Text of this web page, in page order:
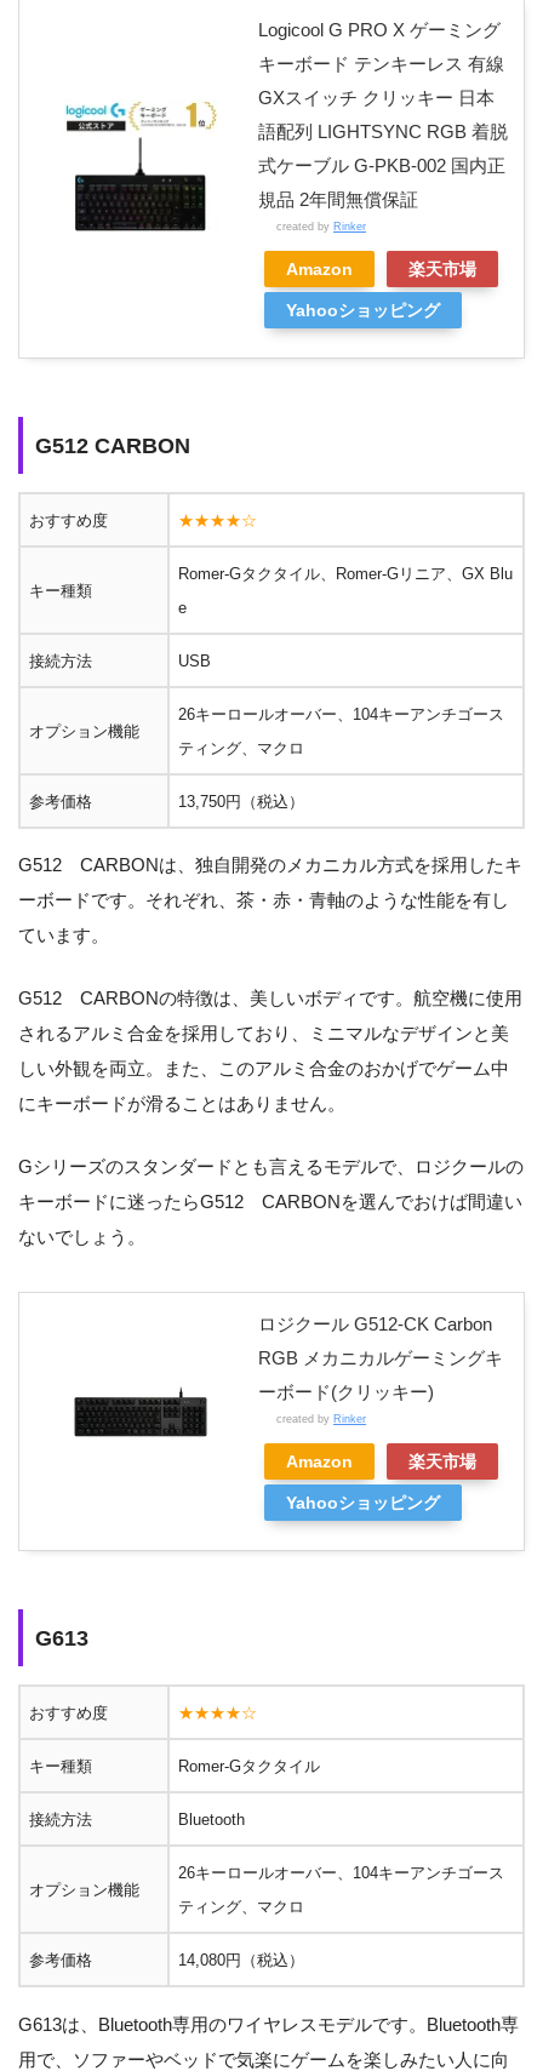
Logicool G PRO X ゲーミング
キーボード テンキーレス 有線
GXスイッチ クリッキー 日本
語配列 LIGHTSYNC RGB 着脱
式ケーブル G-PKB-002 国内正
規品 2年間無償保証
created by Rinker
Amazon 楽天市場
Yahooショッピング
G512 CARBON
おすすめ度 ★★★★☆
キー種類
Romer-Gタクタイル、Romer-Gリニア、GX Blu
e
接続方法 USB
オプション機能
26キーロールオーバー、104キーアンチゴース
ティング、マクロ
参考価格 13,750円（税込）
G512 CARBONは、独自開発のメカニカル方式を採用したキ
ーボードです。それぞれ、茶・赤・青軸のような性能を有し
ています。
G512 CARBONの特徴は、美しいボディです。航空機に使用
されるアルミ合金を採用しており、ミニマルなデザインと美
しい外観を両立。また、このアルミ合金のおかげでゲーム中
にキーボードが滑ることはありません。
Gシリーズのスタンダードとも言えるモデルで、ロジクールの
キーボードに迷ったらG512 CARBONを選んでおけば間違い
ないでしょう。
ロジクール G512-CK Carbon
RGB メカニカルゲーミングキ
ーボード(クリッキー)
created by Rinker
Amazon 楽天市場
Yahooショッピング
G613
おすすめ度 ★★★★☆
キー種類 Romer-Gタクタイル
接続方法 Bluetooth
オプション機能
26キーロールオーバー、104キーアンチゴース
ティング、マクロ
参考価格 14,080円（税込）
G613は、Bluetooth専用のワイヤレスモデルです。Bluetooth専
用で、ソファーやベッドで気楽にゲームを楽しみたい人に向